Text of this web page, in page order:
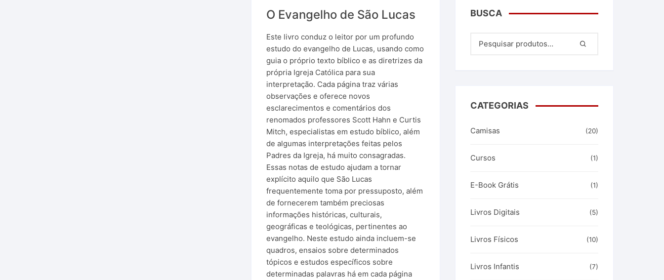
Diversos
Livros Digitais
Livros Físicos
Livros Infantis
Produtos Físicos
O Evangelho de São Lucas
Este livro conduz o leitor por um profundo
estudo do evangelho de Lucas, usando como
guia o próprio texto bíblico e as diretrizes da
própria Igreja Católica para sua
interpretação. Cada página traz várias
observações e oferece novos
esclarecimentos e comentários dos
renomados professores Scott Hahn e Curtis
Mitch, especialistas em estudo bíblico, além
de algumas interpretações feitas pelos
Padres da Igreja, há muito consagradas.
Essas notas de estudo ajudam a tornar
explícito aquilo que São Lucas
frequentemente toma por pressuposto, além
de fornecerem também preciosas
informações históricas, culturais,
geográficas e teológicas, pertinentes ao
evangelho. Neste estudo ainda incluem-se
quadros, ensaios sobre determinados
tópicos e estudos específicos sobre
determinadas palavras há em cada página
BUSCA
CATEGORIAS
Camisas (20)
Cursos (1)
E-Book Grátis (1)
Livros Digitais (5)
Livros Físicos (10)
Livros Infantis (7)